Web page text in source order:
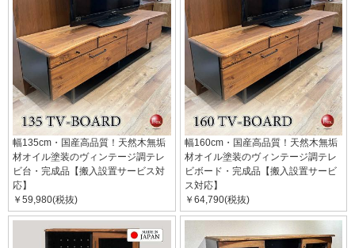
幅135cm・国産高品質！天然木無垢
材オイル塗装のヴィンテージ調テレ
ビ台・完成品【搬入設置サービス対
応】
￥59,980(税抜)
幅160cm・国産高品質！天然木無垢
材オイル塗装のヴィンテージ調テレ
ビボード・完成品【搬入設置サービ
ス対応】
￥64,790(税抜)